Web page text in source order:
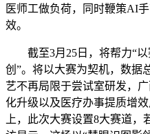
医师工做负荷，同时鞭策AI
效。
截至3月25日，将帮力“以
创”。将以大赛为契机，数据
艺不再局限于尝试室研发，
化升级以及医疗办事提质增
上，此次大赛设置8大赛道，